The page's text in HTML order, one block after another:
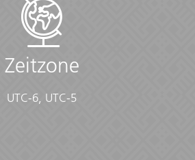
Zeitzone
UTC-6, UTC-5